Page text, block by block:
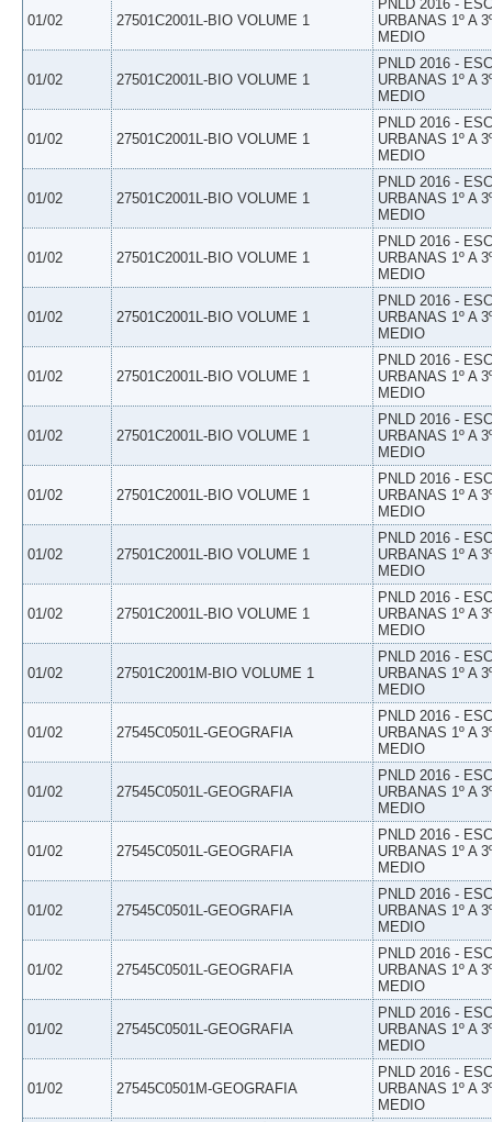
01/02 27501C2001L-BIO VOLUME 1
PNLD 2016 -
URBANAS 1º A
MEDIO
01/02 27501C2001L-BIO VOLUME 1
PNLD 2016 -
URBANAS 1º A
MEDIO
01/02 27501C2001L-BIO VOLUME 1
PNLD 2016 -
URBANAS 1º A
MEDIO
01/02 27501C2001L-BIO VOLUME 1
PNLD 2016 -
URBANAS 1º A
MEDIO
01/02 27501C2001L-BIO VOLUME 1
PNLD 2016 -
URBANAS 1º A
MEDIO
01/02 27501C2001L-BIO VOLUME 1
PNLD 2016 -
URBANAS 1º A
MEDIO
01/02 27501C2001L-BIO VOLUME 1
PNLD 2016 -
URBANAS 1º A
MEDIO
01/02 27501C2001L-BIO VOLUME 1
PNLD 2016 -
URBANAS 1º A
MEDIO
01/02 27501C2001L-BIO VOLUME 1
PNLD 2016 -
URBANAS 1º A
MEDIO
01/02 27501C2001L-BIO VOLUME 1
PNLD 2016 -
URBANAS 1º A
MEDIO
01/02 27501C2001L-BIO VOLUME 1
PNLD 2016 -
URBANAS 1º A
MEDIO
01/02 27501C2001M-BIO VOLUME 1
PNLD 2016 -
URBANAS 1º A
MEDIO
01/02 27545C0501L-GEOGRAFIA
PNLD 2016 -
URBANAS 1º A
MEDIO
01/02 27545C0501L-GEOGRAFIA
PNLD 2016 -
URBANAS 1º A
MEDIO
01/02 27545C0501L-GEOGRAFIA
PNLD 2016 -
URBANAS 1º A
MEDIO
01/02 27545C0501L-GEOGRAFIA
PNLD 2016 -
URBANAS 1º A
MEDIO
01/02 27545C0501L-GEOGRAFIA
PNLD 2016 -
URBANAS 1º A
MEDIO
01/02 27545C0501L-GEOGRAFIA
PNLD 2016 -
URBANAS 1º A
MEDIO
01/02 27545C0501M-GEOGRAFIA
PNLD 2016 -
URBANAS 1º A
MEDIO